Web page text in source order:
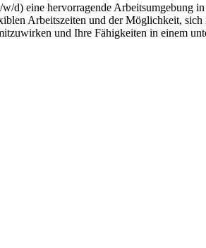
d) eine hervorragende
Arbeitszeiten und der Möglichkeit,
und Ihre Fähigkeiten in einem